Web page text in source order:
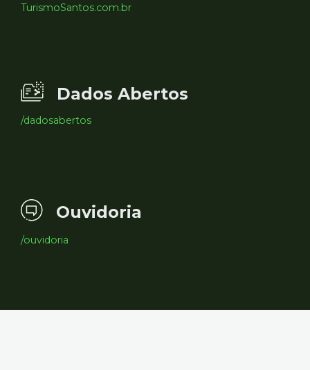
TurismoSantos.com.br
Dados Abertos
/dadosabertos
Ouvidoria
/ouvidoria